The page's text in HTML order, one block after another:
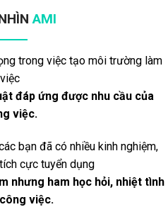
AMI
trong việc tạo môi trường làm
việc
đáp ứng được nhu cầu của
việc.
bạn đã có nhiều kinh nghiệm,
cực tuyển dụng
nhưng ham học hỏi, nhiệt tình
việc.